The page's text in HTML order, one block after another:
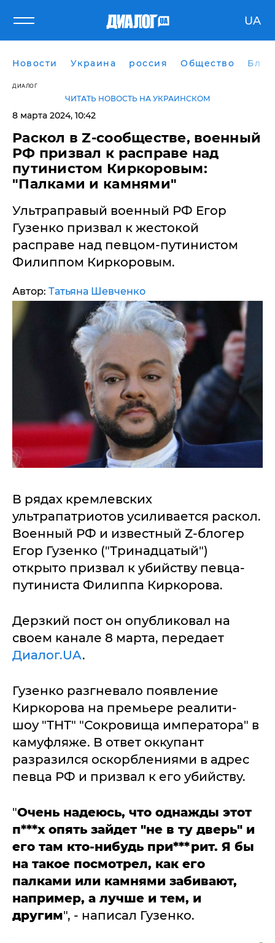
UA
Новости Украина россия Общество
ДИАЛОГ
ЧИТАТЬ НОВОСТЬ НА УКРАИНСКОМ
8 марта 2024, 10:42
​Раскол в Z-сообществе, военный
РФ призвал к расправе над
путинистом Киркоровым:
"Палками и камнями"
Ультраправый военный РФ Егор
Гузенко призвал к жестокой
расправе над певцом-путинистом
Филиппом Киркоровым.
Автор: Татьяна Шевченко
В рядах кремлевских
ультрапатриотов усиливается раскол.
Военный РФ и известный Z-блогер
Егор Гузенко ("Тринадцатый")
открыто призвал к убийству певца-
путиниста Филиппа Киркорова.
Дерзкий пост он опубликовал на
своем канале 8 марта, передает
Диалог.UA.
Гузенко разгневало появление
Киркорова на премьере реалити-
шоу "ТНТ" "Сокровища императора" в
камуфляже. В ответ оккупант
разразился оскорблениями в адрес
певца РФ и призвал к его убийству.
"Очень надеюсь, что однажды этот
п***х опять зайдет "не в ту дверь" и
его там кто-нибудь при***рит. Я бы
на такое посмотрел, как его
палками или камнями забивают,
например, а лучше и тем, и
другим", - написал Гузенко.